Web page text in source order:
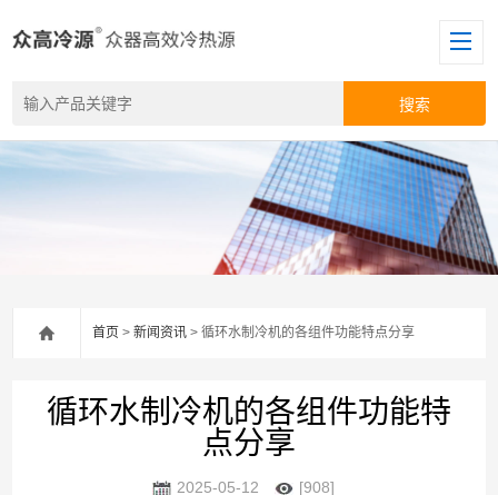
首页 >新闻资讯 > 循环水制冷机的各组件功能特点分享
循环水制冷机的各组件功能特
点分享
2025-05-12 [908]